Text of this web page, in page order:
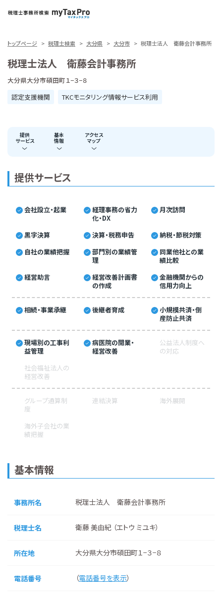
トップページ 税理士検索 大分県 大分市 税理士法人 衛藤会計事務所
税理士法人 衛藤会計事務所
大分県大分市碩田町１−３−８
認定支援機関
TKCモニタリング情報サービス利用
提供
サービス
基本
情報
アクセス
マップ
提供サービス
会社設立・起業
経理事務の省力
化・DX
月次訪問
黒字決算 決算・税務申告
納税・節税対策
自社の業績把握
部門別の業績管
理
同業他社との業
績比較
経営助言
経営改善計画書
の作成
金融機関からの
信用力向上
相続・事業承継 後継者育成
小規模共済・倒
産防止共済
現場別の工事利
益管理
病医院の開業・
経営改善
公益法人制度へ
の対応
社会福祉法人の
経営改善
グループ通算制
度
連結決算 海外展開
海外子会社の業
績把握
基本情報
事務所名 税理士法人 衛藤会計事務所
税理士名 衛藤 美由紀 （エトウ ミユキ）
所在地 大分県大分市碩田町１−３−８
電話番号 （電話番号を表示）